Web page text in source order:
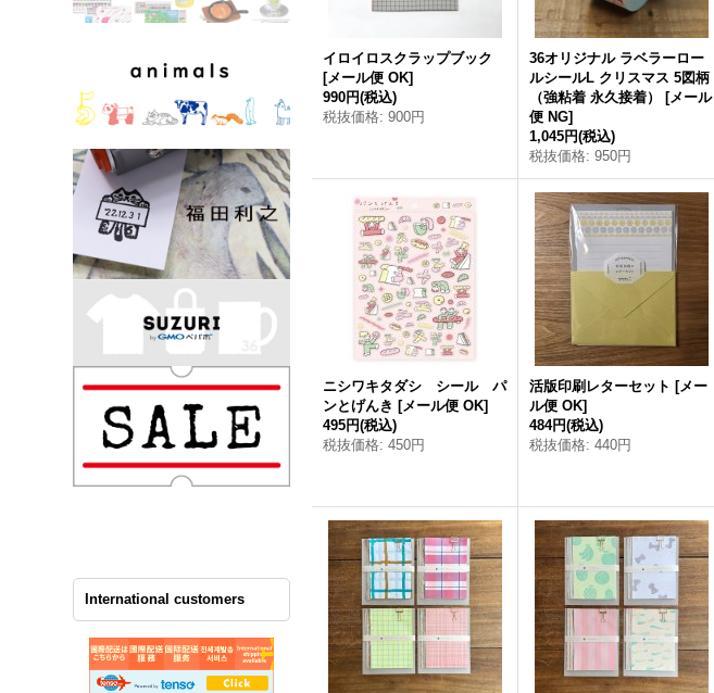
International customers
イロイロスクラップブック
[メール便 OK]
990円(税込)
税抜価格: 900円
36オリジナル ラベラーロー
ルシールL クリスマス 5図柄
（強粘着 永久接着）
[メール
便 NG]
1,045円(税込)
税抜価格: 950円
ニシワキタダシ シール パ
ンとげんき [メール便 OK]
495円(税込)
税抜価格: 450円
活版印刷レターセット [メー
ル便 OK]
484円(税込)
税抜価格: 440円